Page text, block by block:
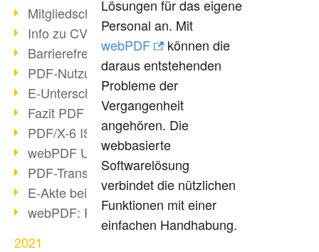
Mitgliedschaft PDF Association
Info zu CVE-2022-22965
Barrierefreiheit mehr als Inklusion
PDF-Nutzung durch Pandemie
E-Unterschriften für Verwaltung
Fazit PDF Days 2021
PDF/X-6 ISO-Norm
webPDF Update 8.0.0.2393
PDF-Transparenz beim PDF-Format
E-Akte bei Behörden
webPDF: PDF-Anhänge verwalten
2021
Lösungen für das eigene
Personal an. Mit
webPDF
können die
daraus entstehenden
Probleme der
Vergangenheit
angehören. Die
webbasierte
Softwarelösung
verbindet die nützlichen
Funktionen mit einer
einfachen Handhabung.